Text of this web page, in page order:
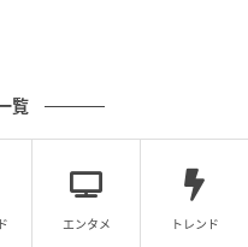
決めたのでした。
ています
覧
エンタメ トレンド